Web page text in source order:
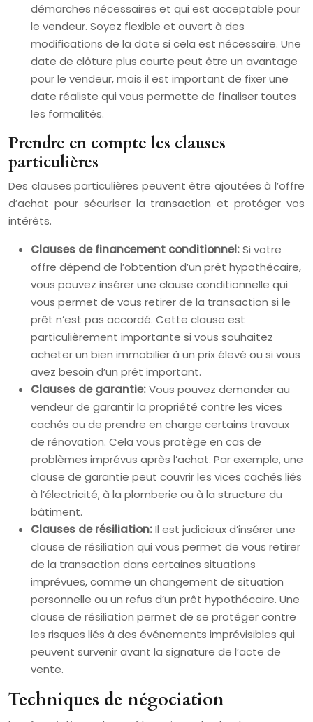
démarches nécessaires et qui est acceptable pour
le vendeur. Soyez flexible et ouvert à des
modifications de la date si cela est nécessaire. Une
date de clôture plus courte peut être un avantage
pour le vendeur, mais il est important de fixer une
date réaliste qui vous permette de finaliser toutes
les formalités.
Prendre en compte les clauses
particulières
Des clauses particulières peuvent être ajoutées à l’offre
d’achat pour sécuriser la transaction et protéger vos
intérêts.
Clauses de financement conditionnel:Si votre
offre dépend de l’obtention d’un prêt hypothécaire,
vous pouvez insérer une clause conditionnelle qui
vous permet de vous retirer de la transaction si le
prêt n’est pas accordé. Cette clause est
particulièrement importante si vous souhaitez
acheter un bien immobilier à un prix élevé ou si vous
avez besoin d’un prêt important.
Clauses de garantie:Vous pouvez demander au
vendeur de garantir la propriété contre les vices
cachés ou de prendre en charge certains travaux
de rénovation. Cela vous protège en cas de
problèmes imprévus après l’achat. Par exemple, une
clause de garantie peut couvrir les vices cachés liés
à l’électricité, à la plomberie ou à la structure du
bâtiment.
Clauses de résiliation:Il est judicieux d’insérer une
clause de résiliation qui vous permet de vous retirer
de la transaction dans certaines situations
imprévues, comme un changement de situation
personnelle ou un refus d’un prêt hypothécaire. Une
clause de résiliation permet de se protéger contre
les risques liés à des événements imprévisibles qui
peuvent survenir avant la signature de l’acte de
vente.
Techniques de négociation